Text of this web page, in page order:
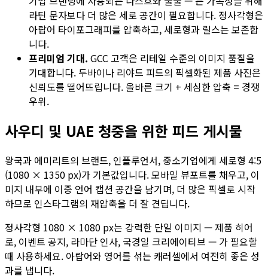
라틴 문자보다 더 많은 세로 공간이 필요합니다. 정사각형은
아랍어 타이포그래피를 압축하고, 세로형과 릴스는 보존합
니다.
프리미엄 기대. GCC 고객은 리테일 수준의 이미지 품질을
기대합니다. 두바이나 리야드 피드의 픽셀화된 제품 사진은
신뢰도를 떨어뜨립니다. 올바른 크기 + 세심한 압축 = 경쟁
우위.
사우디 및 UAE 청중을 위한 피드 게시물
왕국과 에미리트의 브랜드, 인플루언서, 중소기업에게 세로형 4:5
(1080 × 1350 px)가 기본값입니다. 모바일 뷰포트를 채우고, 이
미지 내부에 이중 언어 캡션 공간을 남기며, 더 많은 픽셀로 시작
하므로 인스타그램의 재압축을 더 잘 견딥니다.
정사각형 1080 × 1080 px는 강력한 단일 이미지 — 제품 히어
로, 이벤트 공지, 라마단 인사, 국경일 크리에이티브 — 가 필요할
때 사용하세요. 아랍어와 영어를 섞는 캐러셀에서 여전히 좋은 성
과를 냅니다.